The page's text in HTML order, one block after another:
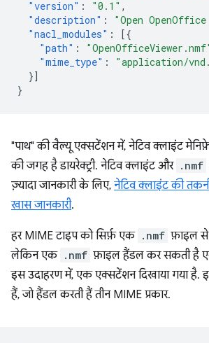
"version" : "0.1" ,
"description" :
"Open
"nacl_modules" :
[{
"path" :
"mime_type" :
"application/
}]
}
"पाथ" की वैल्यू एक्सटेंशन में, नेटिव क्लाइंट
की जगह है डायरेक्ट्री. नेटिव क्लाइंट और .nmf
ज़्यादा जानकारी के लिए, नेटिव क्लाइंट की
खास जानकारी.
हर MIME टाइप को सिर्फ़ एक .nmf फ़ाइल से
लेकिन एक .nmf फ़ाइल हैंडल कर सकती है
इस उदाहरण में, एक एक्सटेंशन दिखाया गया है.
हैं, जो हैंडल करती हैं तीन MIME प्रकार.